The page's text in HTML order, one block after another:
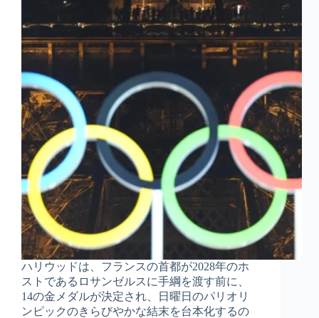
ハリウッドは、フランスの首都が2028年のホ
ストであるロサンゼルスに手綱を渡す前に、
14の金メダルが決定され、日曜日のパリオリ
ンピックのきらびやかな結末を台本化するの